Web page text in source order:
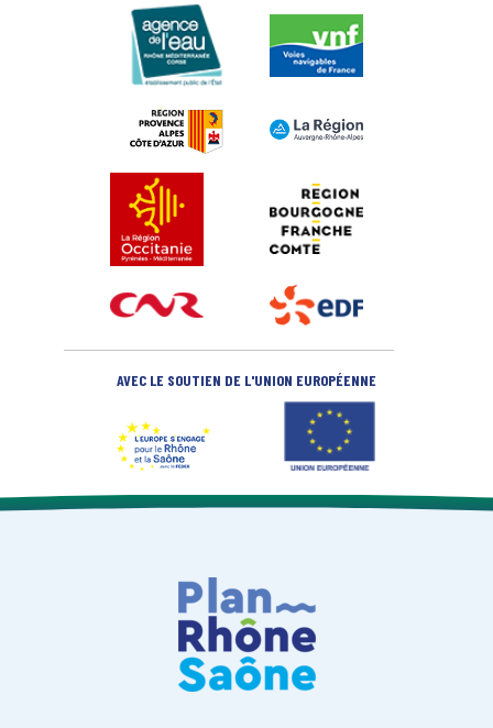
AVEC LE SOUTIEN DE L'UNION EUROPÉENNE